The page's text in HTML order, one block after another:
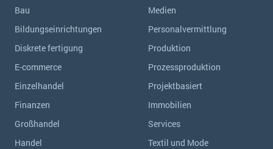
Bau
Bildungseinrichtungen
Diskrete fertigung
E-commerce
Einzelhandel
Finanzen
Großhandel
Handel
Medien
Personalvermittlung
Produktion
Prozessproduktion
Projektbasiert
Immobilien
Services
Textil und Mode